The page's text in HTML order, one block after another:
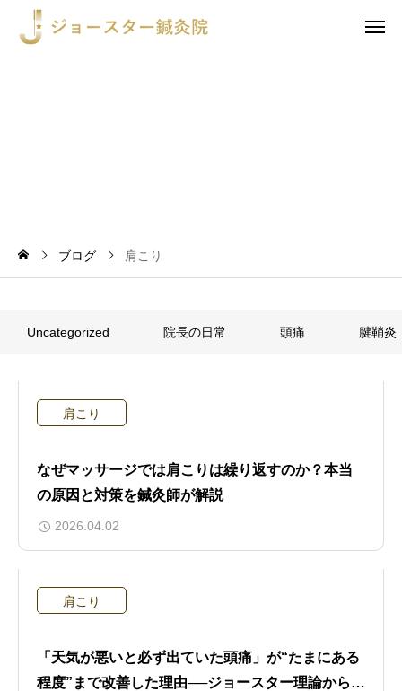
ブログ 肩こり
Uncategorized 院長の日常 頭痛 腱鞘炎
肩こり
なぜマッサージでは肩こりは繰り返すのか？本当
の原因と対策を鍼灸師が解説
2026.04.02
肩こり
「天気が悪いと必ず出ていた頭痛」が“たまにある
程度”まで改善した理由──ジョースター理論から見